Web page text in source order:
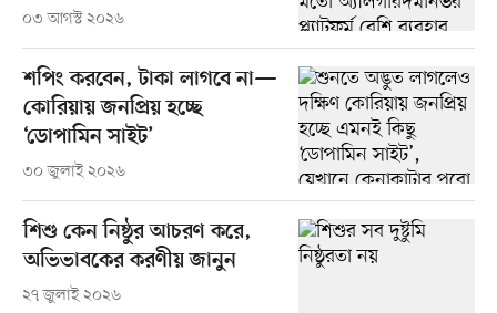
০৩ আগস্ট ২০২৬
শপিং করবেন, টাকা লাগবে না—
কোরিয়ায় জনপ্রিয় হচ্ছে
‘ডোপামিন সাইট’
৩০ জুলাই ২০২৬
শিশু কেন নিষ্ঠুর আচরণ করে,
অভিভাবকের করণীয় জানুন
২৭ জুলাই ২০২৬